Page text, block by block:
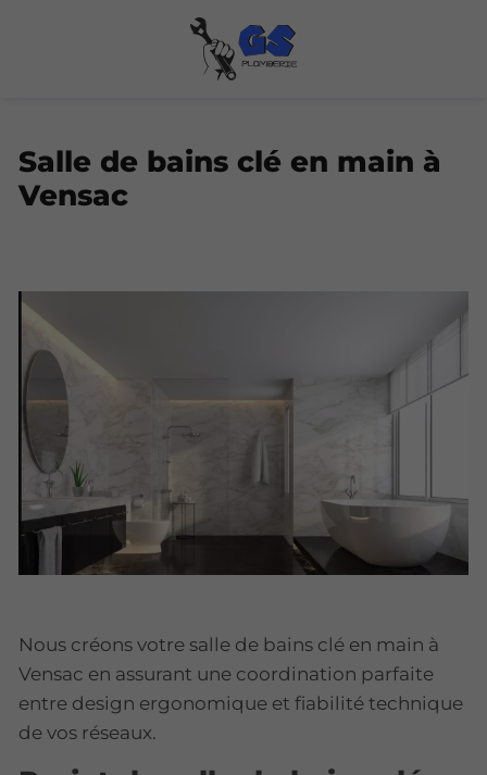
Salle de bains clé en main à
Vensac
Nous créons votre salle de bains clé en main à
Vensac en assurant une coordination parfaite
entre design ergonomique et fiabilité technique
de vos réseaux.